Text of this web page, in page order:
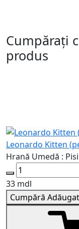
Cumpărați
produs
Leonardo Kitten
Hrană Umedă :
33 mdl
Cumpără Adăugat